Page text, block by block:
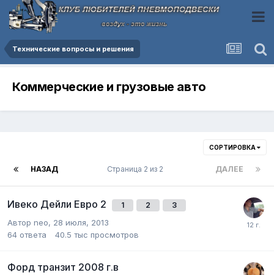
Технические вопросы и решения
Коммерческие и грузовые авто
СОРТИРОВКА
НАЗАД ДАЛЕЕ
Страница 2 из 2
Ивеко Дейли Евро 2 1 2 3
Автор neo, 28 июля, 2013
64 ответа 40.5 тыс просмотров
Форд транзит 2008 г.в